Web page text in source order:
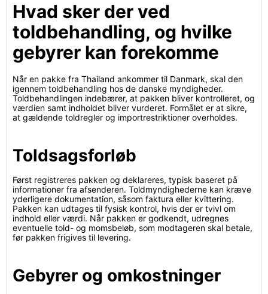
Hvad sker der ved
toldbehandling, og hvilke
gebyrer kan forekomme
Når en pakke fra Thailand ankommer til Danmark, skal den
igennem toldbehandling hos de danske myndigheder.
Toldbehandlingen indebærer, at pakken bliver kontrolleret, og
værdien samt indholdet bliver vurderet. Formålet er at sikre,
at gældende toldregler og importrestriktioner overholdes.
Toldsagsforløb
Først registreres pakken og deklareres, typisk baseret på
informationer fra afsenderen. Toldmyndighederne kan kræve
yderligere dokumentation, såsom faktura eller kvittering.
Pakken kan udtages til fysisk kontrol, hvis der er tvivl om
indhold eller værdi. Når pakken er godkendt, udregnes
eventuelle told- og momsbeløb, som modtageren skal betale,
før pakken frigives til levering.
Gebyrer og omkostninger